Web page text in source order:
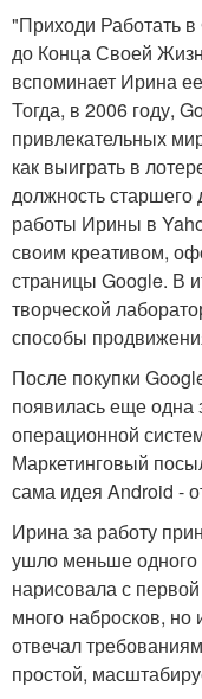
"Приходи Работать
до Конца Своей
вспоминает Ирина
Тогда, в 2006 году,
привлекательных
как выиграть в
должность
работы Ирины в
своим креативом,
страницы Google. В
творческой
способы
После покупки
появилась еще одна
операционной
Маркетинговый
сама идея Android -
Ирина за работу
ушло меньше
нарисовала с
много набросков,
отвечал
простой,